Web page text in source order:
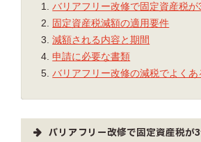
バリアフリー改修で固定資産税
固定資産税減額の適用要件
減額される内容と期間
申請に必要な書類
バリアフリー改修の減税でよくあ
バリアフリー改修で固定資産税が